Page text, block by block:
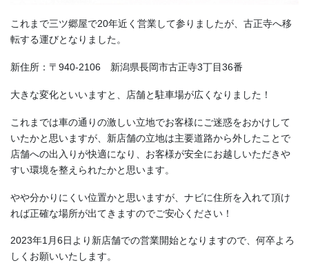
これまで三ツ郷屋で20年近く営業して参りましたが、古正寺へ移
転する運びとなりました。
新住所：〒940-2106 新潟県長岡市古正寺3丁目36番
大きな変化といいますと、店舗と駐車場が広くなりました！
これまでは車の通りの激しい立地でお客様にご迷惑をおかけして
いたかと思いますが、新店舗の立地は主要道路から外したことで
店舗への出入りが快適になり、お客様が安全にお越しいただきや
すい環境を整えられたかと思います。
やや分かりにくい位置かと思いますが、ナビに住所を入れて頂け
れば正確な場所が出てきますのでご安心ください！
2023年1月6日より新店舗での営業開始となりますので、何卒よろ
しくお願いいたします。